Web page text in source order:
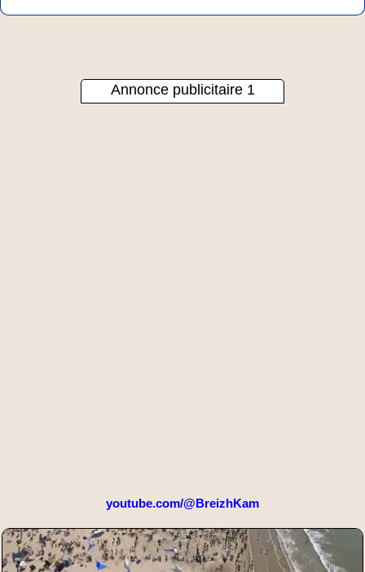
Annonce publicitaire 1
youtube.com/@BreizhKam